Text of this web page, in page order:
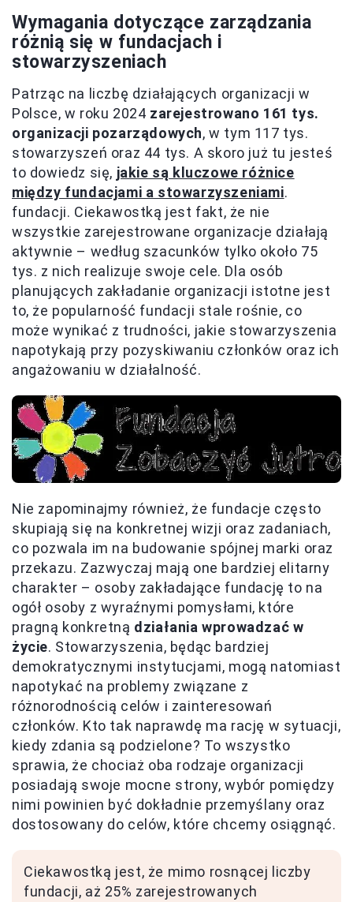
Wymagania dotyczące zarządzania
różnią się w fundacjach i
stowarzyszeniach
Patrząc na liczbę działających organizacji w
Polsce, w roku 2024 zarejestrowano 161 tys.
organizacji pozarządowych, w tym 117 tys.
stowarzyszeń oraz 44 tys. A skoro już tu jesteś
to dowiedz się, jakie są kluczowe różnice
między fundacjami a stowarzyszeniami.
fundacji. Ciekawostką jest fakt, że nie
wszystkie zarejestrowane organizacje działają
aktywnie – według szacunków tylko około 75
tys. z nich realizuje swoje cele. Dla osób
planujących zakładanie organizacji istotne jest
to, że popularność fundacji stale rośnie, co
może wynikać z trudności, jakie stowarzyszenia
napotykają przy pozyskiwaniu członków oraz ich
angażowaniu w działalność.
Nie zapominajmy również, że fundacje często
skupiają się na konkretnej wizji oraz zadaniach,
co pozwala im na budowanie spójnej marki oraz
przekazu. Zazwyczaj mają one bardziej elitarny
charakter – osoby zakładające fundację to na
ogół osoby z wyraźnymi pomysłami, które
pragną konkretną działania wprowadzać w
życie. Stowarzyszenia, będąc bardziej
demokratycznymi instytucjami, mogą natomiast
napotykać na problemy związane z
różnorodnością celów i zainteresowań
członków. Kto tak naprawdę ma rację w sytuacji,
kiedy zdania są podzielone? To wszystko
sprawia, że chociaż oba rodzaje organizacji
posiadają swoje mocne strony, wybór pomiędzy
nimi powinien być dokładnie przemyślany oraz
dostosowany do celów, które chcemy osiągnąć.
Ciekawostką jest, że mimo rosnącej liczby
fundacji, aż 25% zarejestrowanych